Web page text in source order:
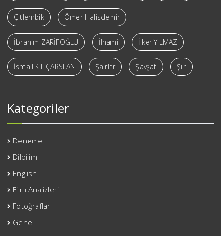
Çitlembik Ömer Halisdemir
İbrahim ZARİFOĞLU İlhami İlker YILMAZ
İsmail KILIÇARSLAN Şairler Şavşat Şiir
Kategoriler
Deneme
Dilbilim
English
Film Analizleri
Fotoğraflar
Genel